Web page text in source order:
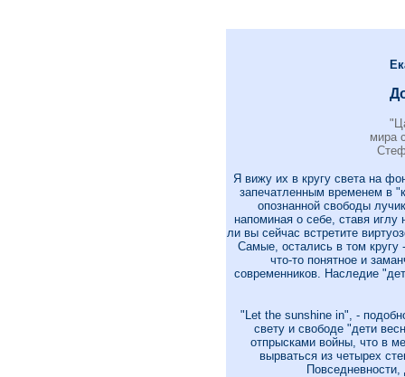
мира
Я вижу их в кругу света на
запечатленным временем в
опознанной свободы
напоминая о себе, ставя
ли вы сейчас встретите
Самые, остались в том
что-то понятное и
современников. Наследие
"Let the sunshine in", -
свету и свободе "дети
отпрысками войны, что в
вырваться из четырех